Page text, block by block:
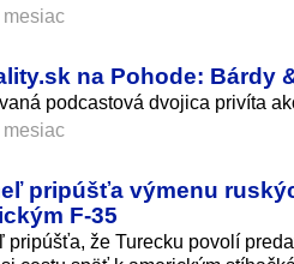
na Pohode: Bárdy
podcastová dvojica privíta
pripúšťa výmenu
F‑35
pripúšťa, že Turecku povolí